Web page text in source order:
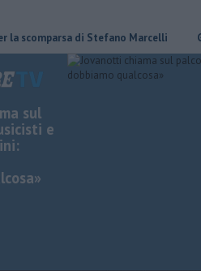
di Stefano Marcelli
sul
e